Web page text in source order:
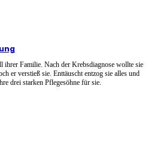
ihrer Familie. Nach der Krebsdiagnose wollte sie
er verstieß sie. Enttäuscht entzog sie alles und
drei starken Pflegesöhne für sie.